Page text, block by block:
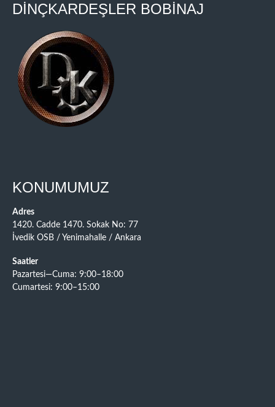
DİNÇKARDEŞLER BOBİNAJ
KONUMUMUZ
Adres
1420. Cadde 1470. Sokak No: 77
İvedik OSB / Yenimahalle / Ankara
Saatler
Pazartesi—Cuma: 9:00–18:00
Cumartesi: 9:00–15:00